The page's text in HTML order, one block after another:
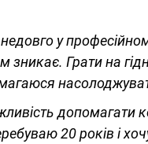
у
Грати на
допомагати
20 років і